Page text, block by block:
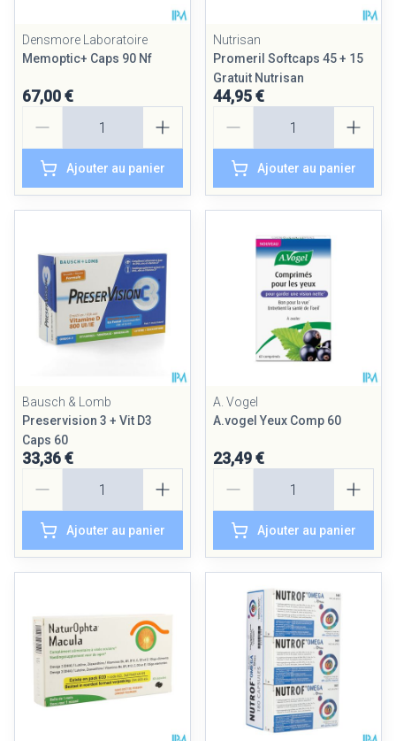
Densmore Laboratoire
Memoptic+ Caps 90 Nf
67,00 €
Ajouter au panier
Nutrisan
Promeril Softcaps 45 + 15
Gratuit Nutrisan
44,95 €
Ajouter au panier
Bausch & Lomb
Preservision 3 + Vit D3
Caps 60
33,36 €
Ajouter au panier
A. Vogel
A.vogel Yeux Comp 60
23,49 €
Ajouter au panier